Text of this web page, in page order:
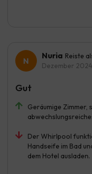
Nuria Reiste
Dezember 2024
Geräumige Zimmer,
Der Whirlpool
Handseife im Bad
dem Hotel ausladen.
Gut